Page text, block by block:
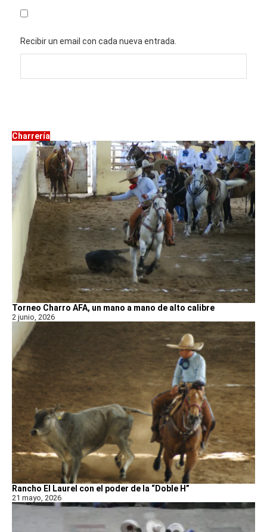
Recibir un email con cada nueva entrada.
Charrería
Torneo Charro AFA, un mano a mano de alto calibre
2 junio, 2026
Rancho El Laurel con el poder de la “Doble H”
21 mayo, 2026